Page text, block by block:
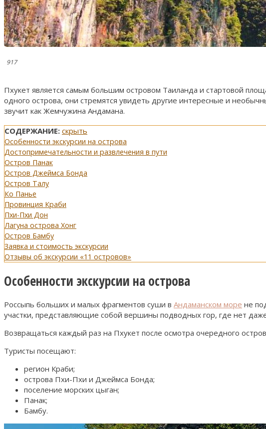
917
Пхукет является самым большим островом Таиланда и стартовой
одного острова, они стремятся увидеть другие интересные и
звучит как Жемчужина Андамана.
СОДЕРЖАНИЕ: скрыть
Особенности экскурсии на острова
Достопримечательности и развлечения в пути
Остров Панак
Остров Джеймса Бонда
Остров Талу
Ко Панье
Провинция Краби
Пхи-Пхи Дон
Лагуна острова Хонг
Остров Бамбу
Заявка и стоимость экскурсии
Отзывы об экскурсии «11 островов»
Особенности экскурсии на острова
Россыпь больших и малых фрагментов суши в Андаманском море не
участки, представляющие собой вершины подводных гор, где нет
Возвращаться каждый раз на Пхукет после осмотра очередного
Туристы посещают:
регион Краби;
острова Пхи-Пхи и Джеймса Бонда;
поселение морских цыган;
Панак;
Бамбу.